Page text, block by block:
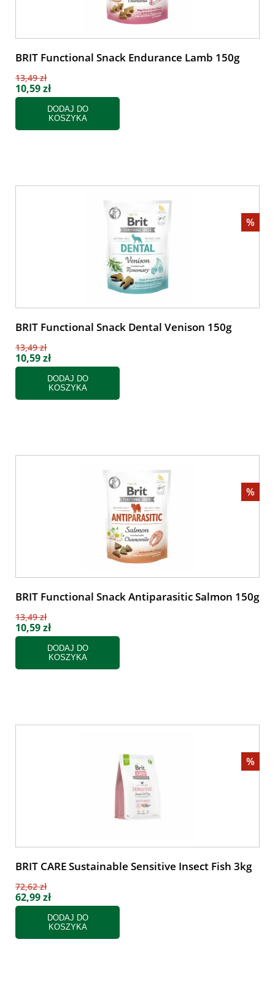
BRIT Functional Snack Endurance Lamb 150g
13,49 zł
10,59 zł
DODAJ DO
KOSZYKA
%
BRIT Functional Snack Dental Venison 150g
13,49 zł
10,59 zł
DODAJ DO
KOSZYKA
%
BRIT Functional Snack Antiparasitic Salmon 150g
13,49 zł
10,59 zł
DODAJ DO
KOSZYKA
%
BRIT CARE Sustainable Sensitive Insect Fish 3kg
72,62 zł
62,99 zł
DODAJ DO
KOSZYKA